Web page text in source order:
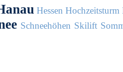
Hessen Hochzeitsturm
Schneehöhen Skilift